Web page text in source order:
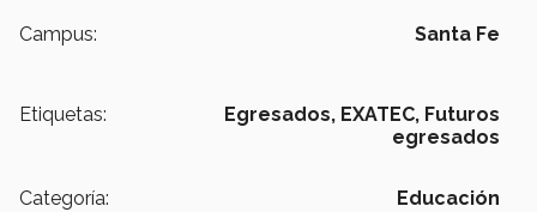
Campus: Santa Fe
Etiquetas: Egresados, EXATEC, Futuros
egresados
Categoría: Educación